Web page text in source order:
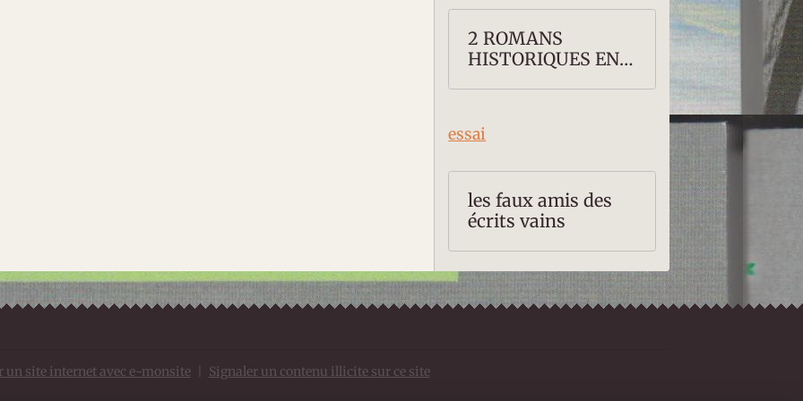
2 ROMANS
HISTORIQUES EN
essai
les faux amis des
écrits vains
un site internet avec e-monsite Signaler un contenu illicite sur ce site